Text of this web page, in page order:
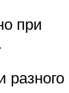
при
разного